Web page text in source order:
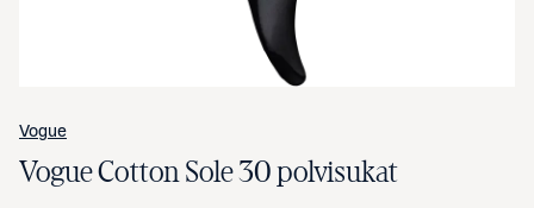
Vogue
Vogue Cotton Sole 30 polvisukat